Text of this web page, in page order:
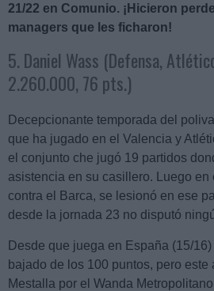
21/22 en Comunio. ¡Hicieron
managers que les ficharon!
5. Daniel Wass (Defensa,
2.260.000, 76 pts.)
Decepcionante temporada del
que ha jugado en el Valencia y
el conjunto che jugó 19 partidos
asistencia en su casillero. Luego en
contra el Barca, se lesionó en ese
desde la jornada 23 no disputó
Desde que juega en España (15/
bajado de los 100 puntos, pero este
Mestalla por el Wanda